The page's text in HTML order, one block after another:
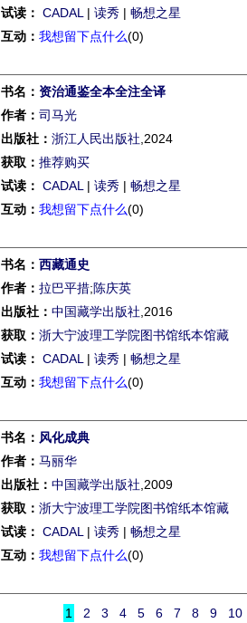
试读： CADAL | 读秀 | 畅想之星
互动： 我想留下点什么(0)
书名： 资治通鉴全本全注全译
作者： 司马光
出版社： 浙江人民出版社 ,2024
获取： 推荐购买
试读： CADAL | 读秀 | 畅想之星
互动： 我想留下点什么(0)
书名： 西藏通史
作者： 拉巴平措;陈庆英
出版社： 中国藏学出版社 ,2016
获取： 浙大宁波理工学院图书馆纸本馆藏
试读： CADAL | 读秀 | 畅想之星
互动： 我想留下点什么(0)
书名： 风化成典
作者： 马丽华
出版社： 中国藏学出版社 ,2009
获取： 浙大宁波理工学院图书馆纸本馆藏
试读： CADAL | 读秀 | 畅想之星
互动： 我想留下点什么(0)
1 2 3 4 5 6 7 8 9 10